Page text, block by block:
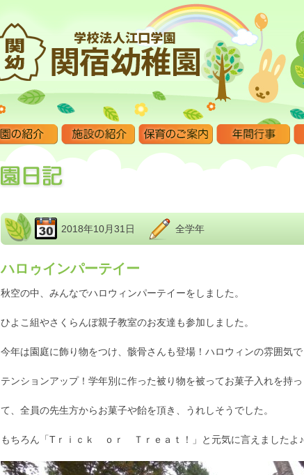
2018年10月31日 全学年
ハロゥインパーテイー
秋空の中、みんなでハロウィンパーテイーをしました。
ひよこ組やさくらんぼ親子教室のお友達も参加しました。
今年は園庭に飾り物をつけ、骸骨さんも登場！ハロウィンの雰囲気で
テンションアップ！学年別に作った被り物を被ってお菓子入れを持っ
て、全員の先生方からお菓子や飴を頂き、うれしそうでした。
もちろん「Tｒｉｃｋ ｏｒ Ｔｒｅａｔ！」と元気に言えましたよ♪